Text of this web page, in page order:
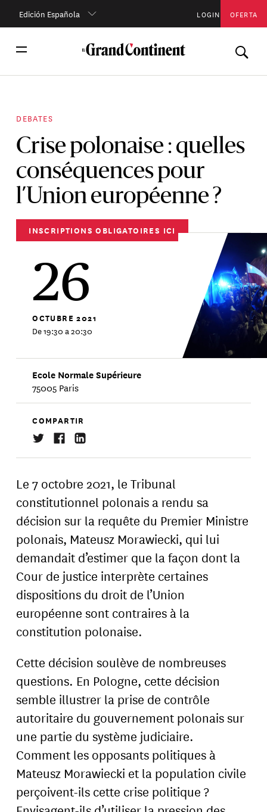
Edición Española LOGIN OFERTA
DEBATES
Crise polonaise : quelles
conséquences pour
l’Union européenne ?
INSCRIPTIONS OBLIGATOIRES ICI
26
OCTUBRE 2021
De 19:30 a 20:30
Ecole Normale Supérieure
75005 Paris
COMPARTIR
Le 7 octobre 2021, le Tribunal
constitutionnel polonais a rendu sa
décision sur la requête du Premier Ministre
polonais, Mateusz Morawiecki, qui lui
demandait d’estimer que la façon dont la
Cour de justice interprète certaines
dispositions du droit de l’Union
européenne sont contraires à la
constitution polonaise.
Cette décision soulève de nombreuses
questions. En Pologne, cette décision
semble illustrer la prise de contrôle
autoritaire du gouvernement polonais sur
une partie du système judiciaire.
Comment les opposants politiques à
Mateusz Morawiecki et la population civile
perçoivent-ils cette crise politique ?